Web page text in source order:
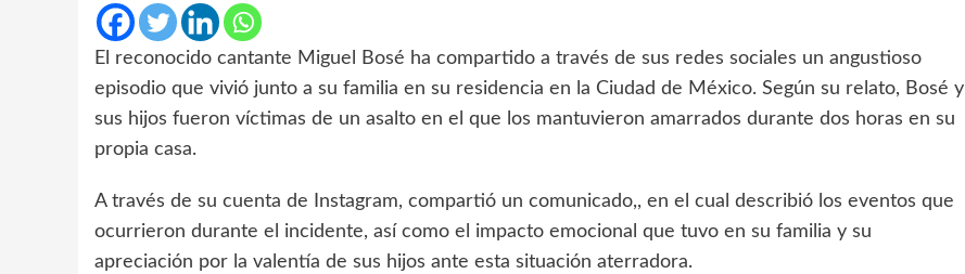
El reconocido cantante Miguel Bosé ha compartido a través de sus redes sociales un angustioso
episodio que vivió junto a su familia en su residencia en la Ciudad de México. Según su relato, Bosé y
sus hijos fueron víctimas de un asalto en el que los mantuvieron amarrados durante dos horas en su
propia casa.
A través de su cuenta de Instagram, compartió un comunicado,, en el cual describió los eventos que
ocurrieron durante el incidente, así como el impacto emocional que tuvo en su familia y su
apreciación por la valentía de sus hijos ante esta situación aterradora.